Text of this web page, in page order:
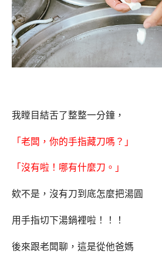
我瞠目結舌了整整一分鐘，
「老闆，你的手指藏刀嗎？」
「沒有啦！哪有什麼刀。」
欸不是，沒有刀到底怎麼把湯圓
用手指切下湯鍋裡啦！！！
後來跟老闆聊，這是從他爸媽